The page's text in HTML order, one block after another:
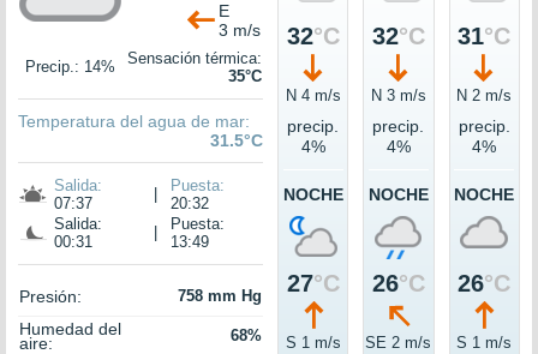
E
3 m/s
Precip.: 14%
Sensación térmica:
35°C
Temperatura del agua de mar:
31.5°C
Salida:
07:37
Puesta:
20:32
Salida:
00:31
Puesta:
13:49
Presión: 758 mm Hg
Humedad del
aire: 68%
32°C
N 4 m/s
precip.
4%
NOCHE
27°C
S 1 m/s
32°C
N 3 m/s
precip.
4%
NOCHE
26°C
SE 2 m/s
31°C
N 2 m/s
precip.
4%
NOCHE
26°C
S 1 m/s